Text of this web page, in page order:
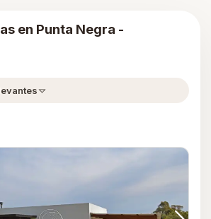
en Punta Negra -